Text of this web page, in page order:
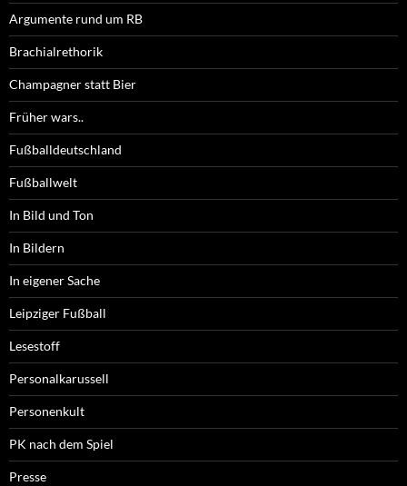
Argumente rund um RB
Brachialrethorik
Champagner statt Bier
Früher wars..
Fußballdeutschland
Fußballwelt
In Bild und Ton
In Bildern
In eigener Sache
Leipziger Fußball
Lesestoff
Personalkarussell
Personenkult
PK nach dem Spiel
Presse